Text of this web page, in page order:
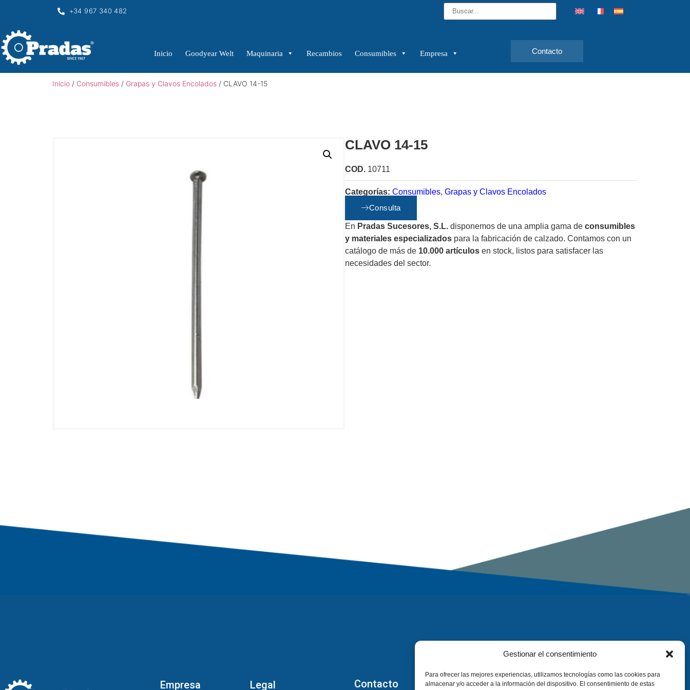
Gestionar el consentimiento
Para ofrecer las mejores experiencias, utilizamos tecnologías como las cookies para
almacenar y/o acceder a la información del dispositivo. El consentimiento de estas
+34 967 340 482
Inicio Goodyear Welt Maquinaria Recambios Consumibles Empresa Contacto
Inicio / Consumibles / Grapas y Clavos Encolados / CLAVO 14-15
CLAVO 14-15
COD. 10711
Categorías: Consumibles, Grapas y Clavos Encolados
Consulta
En Pradas Sucesores, S.L. disponemos de una amplia gama de consumibles
y materiales especializados para la fabricación de calzado. Contamos con un
catálogo de más de 10.000 artículos en stock, listos para satisfacer las
necesidades del sector.
Empresa Legal Contacto